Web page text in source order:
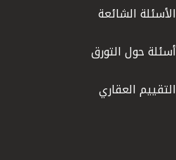
الأسئلة الشائعة
أسئلة حول التورق
التقييم العقاري